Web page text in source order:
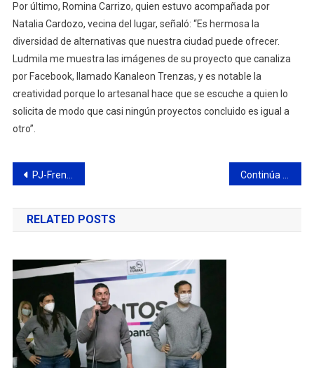
Por último, Romina Carrizo, quien estuvo acompañada por
Natalia Cardozo, vecina del lugar, señaló: “Es hermosa la
diversidad de alternativas que nuestra ciudad puede ofrecer.
Ludmila me muestra las imágenes de su proyecto que canaliza
por Facebook, llamado Kanaleon Trenzas, y es notable la
creatividad porque lo artesanal hace que se escuche a quien lo
solicita de modo que casi ningún proyectos concluido es igual a
otro”.
Navegación
de
entradas
PJ-Frente de Todos: “Puerta a puerta”, ya se sumaron más de 2000 vecinos a la campaña Vacunate! Continúa la búsqueda del hombre que desapareció en la zona de islas
RELATED POSTS